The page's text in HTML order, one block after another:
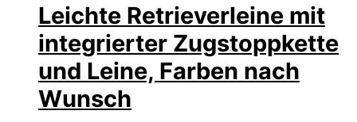
Leichte Retrieverleine mit
integrierter Zugstoppkette
und Leine, Farben nach
Wunsch